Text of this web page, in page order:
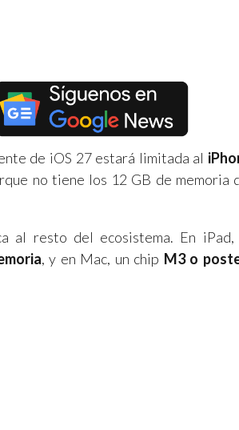
de iOS 27 estará limitada al
no tiene los 12 GB de memoria
al resto del ecosistema. En
, y en Mac, un chip M3 o